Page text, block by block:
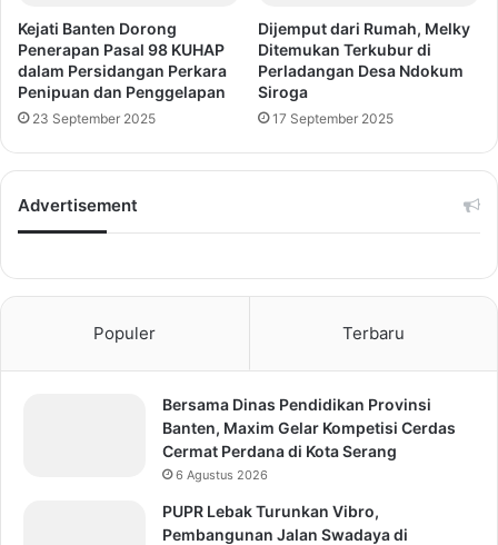
Kejati Banten Dorong
Penerapan Pasal 98 KUHAP
dalam Persidangan Perkara
Penipuan dan Penggelapan
23 September 2025
Dijemput dari Rumah, Melky
Ditemukan Terkubur di
Perladangan Desa Ndokum
Siroga
17 September 2025
Advertisement
Populer Terbaru
Bersama Dinas Pendidikan Provinsi
Banten, Maxim Gelar Kompetisi Cerdas
Cermat Perdana di Kota Serang
6 Agustus 2026
PUPR Lebak Turunkan Vibro,
Pembangunan Jalan Swadaya di